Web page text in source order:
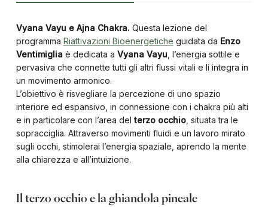
Vyana Vayu e Ajna Chakra. Questa lezione del
programma Riattivazioni Bioenergetiche guidata da Enzo
Ventimiglia è dedicata a Vyana Vayu , l’energia sottile e
pervasiva che connette tutti gli altri flussi vitali e li integra in
un movimento armonico.
L’obiettivo è risvegliare la percezione di uno spazio
interiore ed espansivo, in connessione con i chakra più alti
e in particolare con l’area delterzo occhio, situata tra le
sopracciglia. Attraverso movimenti fluidi e un lavoro mirato
sugli occhi, stimolerai l’energia spaziale, aprendo la mente
alla chiarezza e all’intuizione.
Il terzo occhio e la ghiandola pineale